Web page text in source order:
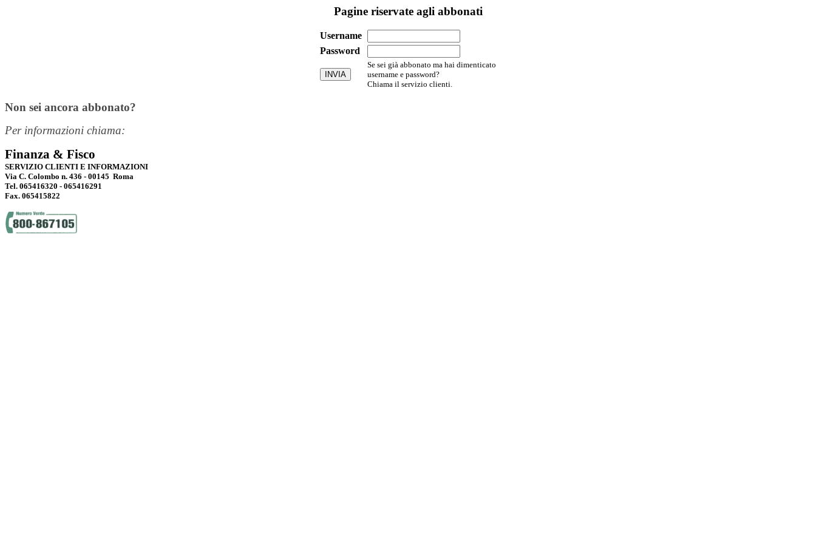
Pagine riservate agli abbonati
Username
Password
Se sei già abbonato ma hai dimenticato
username e password?
Chiama il servizio clienti.
Non sei ancora abbonato?
Per informazioni chiama:
Finanza & Fisco
SERVIZIO CLIENTI E INFORMAZIONI
Via C. Colombo n. 436 - 00145 Roma
Tel. 065416320 - 065416291
Fax. 065415822